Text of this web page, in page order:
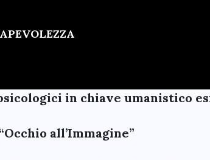
in chiave umanistico
all’Immagine”